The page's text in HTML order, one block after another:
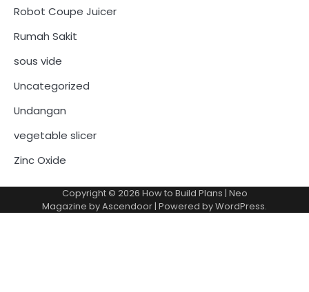
Robot Coupe Juicer
Rumah Sakit
sous vide
Uncategorized
Undangan
vegetable slicer
Zinc Oxide
Copyright © 2026 How to Build Plans | Neo
Magazine byAscendoor | Powered byWordPress.